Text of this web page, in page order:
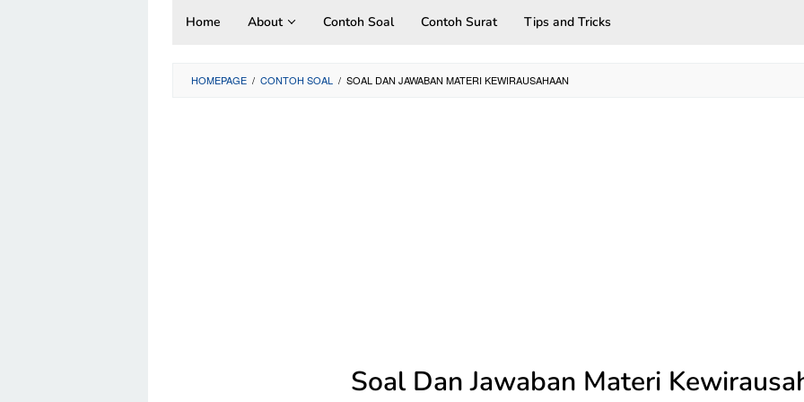
Home About Contoh Soal Contoh Surat Tips and Tricks
HOMEPAGE / CONTOH SOAL / SOAL DAN JAWABAN MATERI KEWIRAUSAHAAN
Soal Dan Jawaban Materi